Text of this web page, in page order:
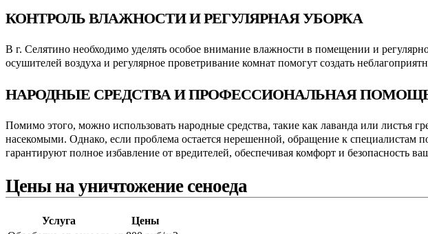
КОНТРОЛЬ ВЛАЖНОСТИ И РЕГУЛЯРНАЯ УБОРКА
В г. Селятино необходимо уделять особое внимание влажности в помещении и
осушителей воздуха и регулярное проветривание комнат помогут создать
НАРОДНЫЕ СРЕДСТВА И ПРОФЕССИОНАЛЬНАЯ
Помимо этого, можно использовать народные средства, такие как лаванда или листья
насекомыми. Однако, если проблема остается нерешенной, обращение к
гарантируют полное избавление от вредителей, обеспечивая комфорт и безопасность
Цены на уничтожение сеноеда
Услуга
Цены